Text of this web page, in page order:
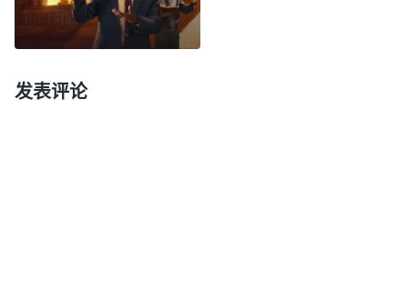
呗，信神不能信得太实在，你别像我似的，啥都撇了
结果被清除了。”我心想：“一边追求世界一边信神那
不是脚踏两条船吗？这也不是真心信神啊！再说，撇
家舍业和被清除那是两码事，你被清除是你自己作恶
发表评论